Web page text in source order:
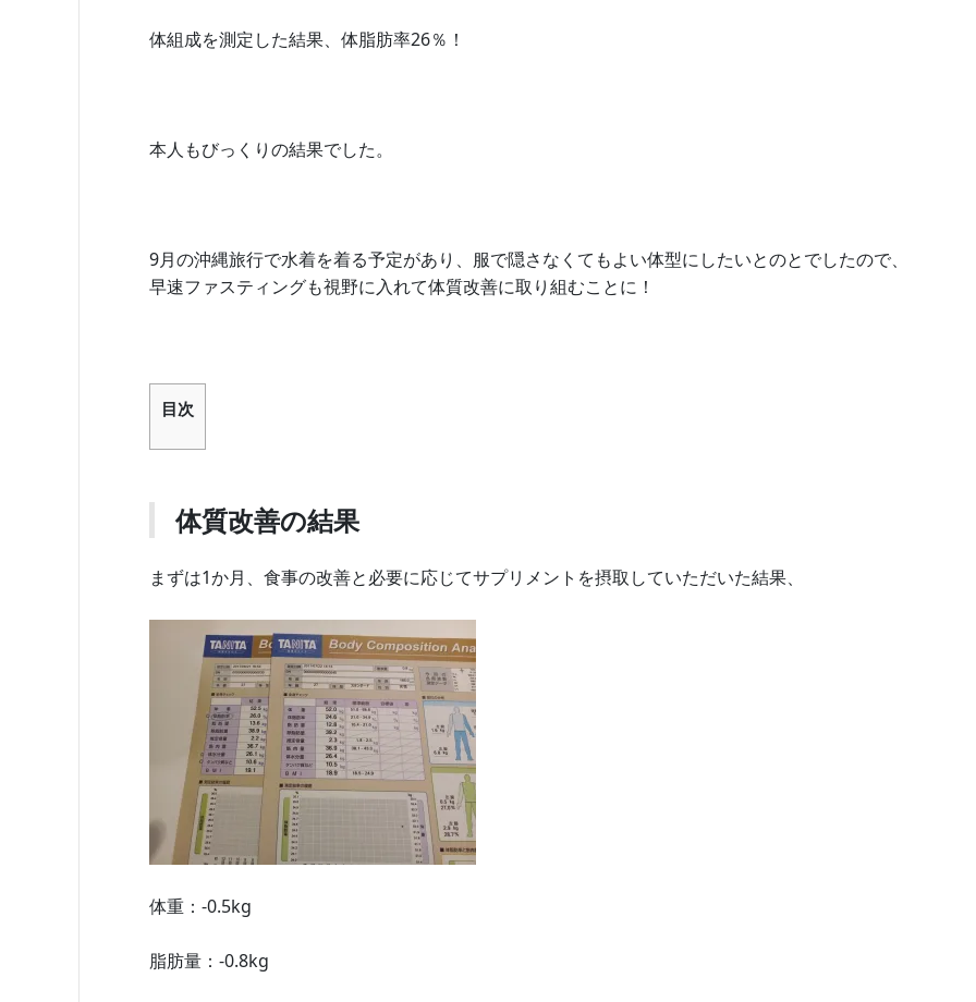
体組成を測定した結果、体脂肪率26％！
本人もびっくりの結果でした。
9月の沖縄旅行で水着を着る予定があり、服で隠さなくてもよい体型にしたいとのとでしたので、
早速ファスティングも視野に入れて体質改善に取り組むことに！
目次
体質改善の結果
まずは1か月、食事の改善と必要に応じてサプリメントを摂取していただいた結果、
体重：-0.5kg
脂肪量：-0.8kg